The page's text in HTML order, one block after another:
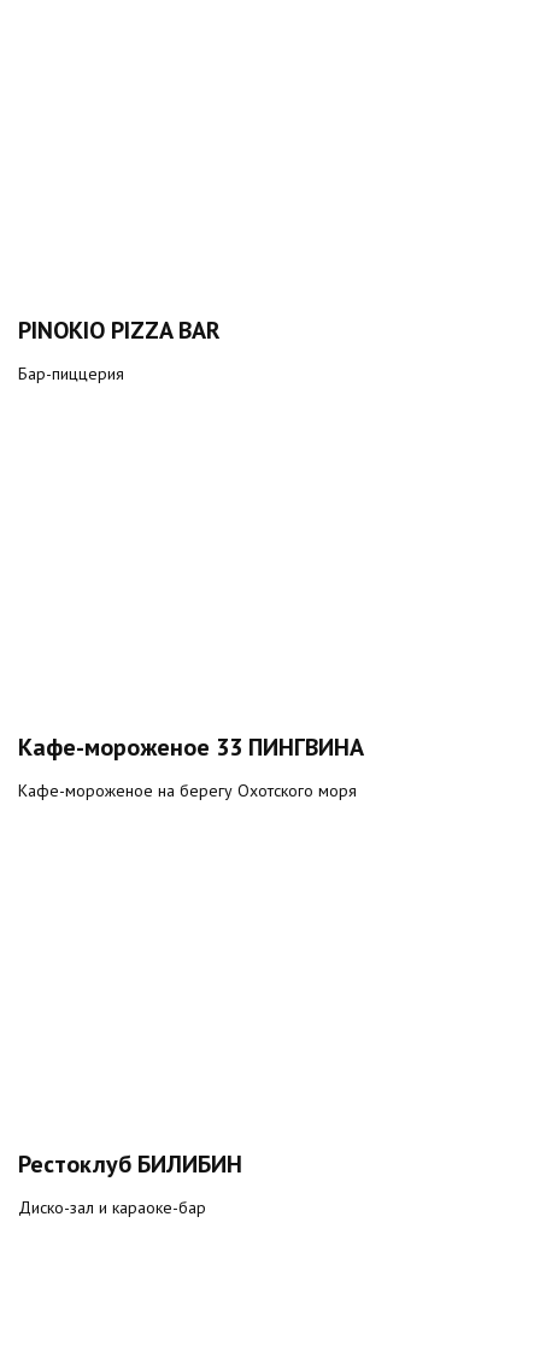
PINOKIO PIZZA BAR
Бар-пиццерия
Кафе-мороженое 33 ПИНГВИНА
Кафе-мороженое на берегу Охотского моря
Рестоклуб БИЛИБИН
Диско-зал и караоке-бар